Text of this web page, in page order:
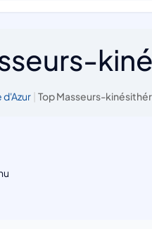
| Top Masseurs-